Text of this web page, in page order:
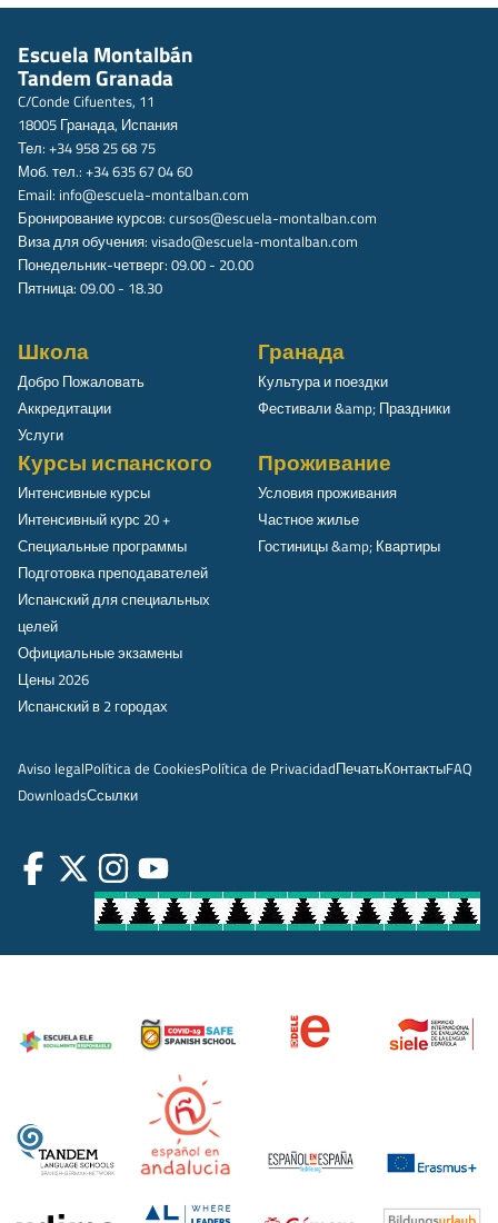
Escuela Montalbán
Tandem Granada
C/Conde Cifuentes, 11
18005 Гранада, Испания
Тел: +34 958 25 68 75
Моб. тел.: +34 635 67 04 60
Email: info@escuela-montalban.com
Бронирование курсов: cursos@escuela-montalban.com
Виза для обучения: visado@escuela-montalban.com
Понедельник-четверг: 09.00 - 20.00
Пятница: 09.00 - 18.30
Школа
Добро Пожаловать
Аккредитации
Услуги
Гранада
Культура и поездки
Фестивали &amp; Праздники
Курсы испанского
Интенсивные курсы
Интенсивный курс 20 +
Специальные программы
Подготовка преподавателей
Испанский для специальных
целей
Официальные экзамены
Цены 2026
Испанский в 2 городах
Проживание
Условия проживания
Частное жилье
Гостиницы &amp; Квартиры
Aviso legalPolítica de CookiesPolítica de PrivacidadПечатьКонтактыFAQ
DownloadsСсылки